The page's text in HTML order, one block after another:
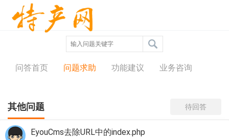
问答中心
问答首页 问题求助 功能建议 业务咨询
其他问题 待回答
EyouCms去除URL中的index.php